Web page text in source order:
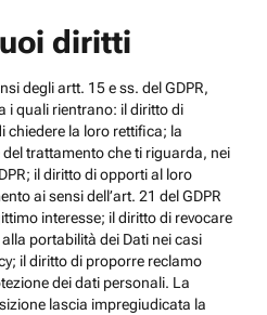
diritti
degli artt. 15 e ss. del GDPR,
i quali rientrano: il diritto di
chiedere la loro rettifica; la
trattamento che ti riguarda, nei
il diritto di opporti al loro
ai sensi dell’art. 21 del GDPR
interesse; il diritto di revocare
portabilità dei Dati nei casi
il diritto di proporre reclamo
dei dati personali. La
lascia impregiudicata la